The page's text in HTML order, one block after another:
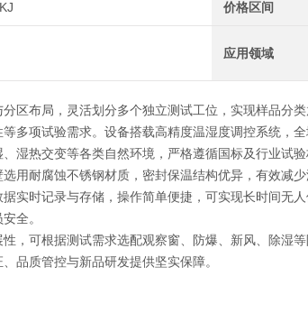
价格区间
应用领域
区布局，灵活划分多个独立测试工位，实现样品分
多项试验需求。设备搭载高精度温湿度调控系统，
湿热交变等各类自然环境，严格遵循国标及行业试
用耐腐蚀不锈钢材质，密封保温结构优异，有效减
实时记录与存储，操作简单便捷，可实现长时间无
全。
，可根据测试需求选配观察窗、防爆、新风、除湿
品质管控与新品研发提供坚实保障。